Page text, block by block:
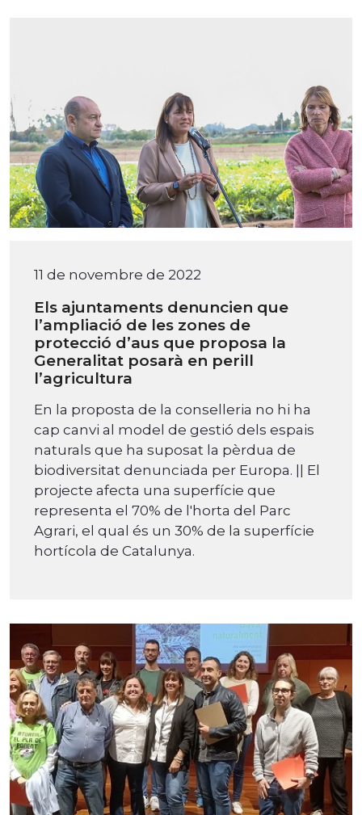
11 de novembre de 2022
Els ajuntaments denuncien que
l’ampliació de les zones de
protecció d’aus que proposa la
Generalitat posarà en perill
l’agricultura
En la proposta de la conselleria no hi ha
cap canvi al model de gestió dels espais
naturals que ha suposat la pèrdua de
biodiversitat denunciada per Europa. || El
projecte afecta una superfície que
representa el 70% de l'horta del Parc
Agrari, el qual és un 30% de la superfície
hortícola de Catalunya.